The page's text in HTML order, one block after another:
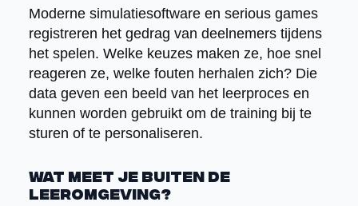
Moderne simulatiesoftware en serious games
registreren het gedrag van deelnemers tijdens
het spelen. Welke keuzes maken ze, hoe snel
reageren ze, welke fouten herhalen zich? Die
data geven een beeld van het leerproces en
kunnen worden gebruikt om de training bij te
sturen of te personaliseren.
Wat meet je buiten de
leeromgeving?